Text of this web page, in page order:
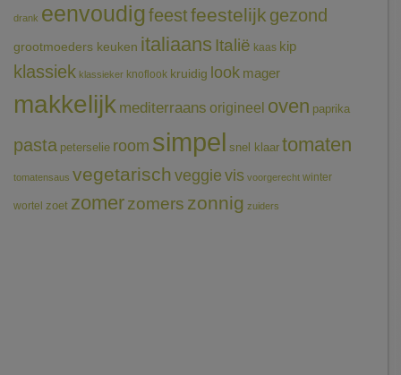
drank eenvoudigfeestfeestelijk gezond
grootmoeders keuken italiaans Italië kaas kip
klassiek klassieker knoflook kruidig look mager
makkelijk mediterraans origineel oven paprika
pasta peterselie room simpel snel klaar tomaten
tomatensaus vegetarischveggie vis voorgerecht winter
wortel zoet zomerzomers zonnig zuiders